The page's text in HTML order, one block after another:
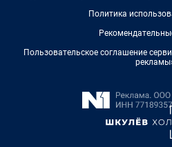
Политика
Пользовательское соглашение